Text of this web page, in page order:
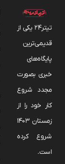
تیتر24 یکی از
قدیمی‌ترین
پایگاه‌های
خبری بصورت
مجدد شروع
کار خود را از
زمستان 1403
شروع کرده
است.